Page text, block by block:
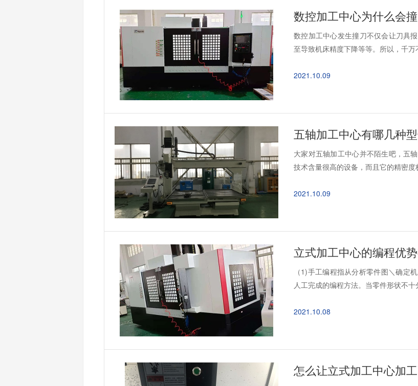
数控加工中心为什么会
数控加工中心发生撞刀不仅会让刀具
至导致机床精度下降等等。所以，千
2021.10.09
五轴加工中心有哪几种
大家对五轴加工中心并不陌生吧，五
技术含量很高的设备，而且它的精密
2021.10.09
立式加工中心的编程优
（1)手工编程指从分析零件图＼确定
人工完成的编程方法。当零件形状不
2021.10.08
怎么让立式加工中心加